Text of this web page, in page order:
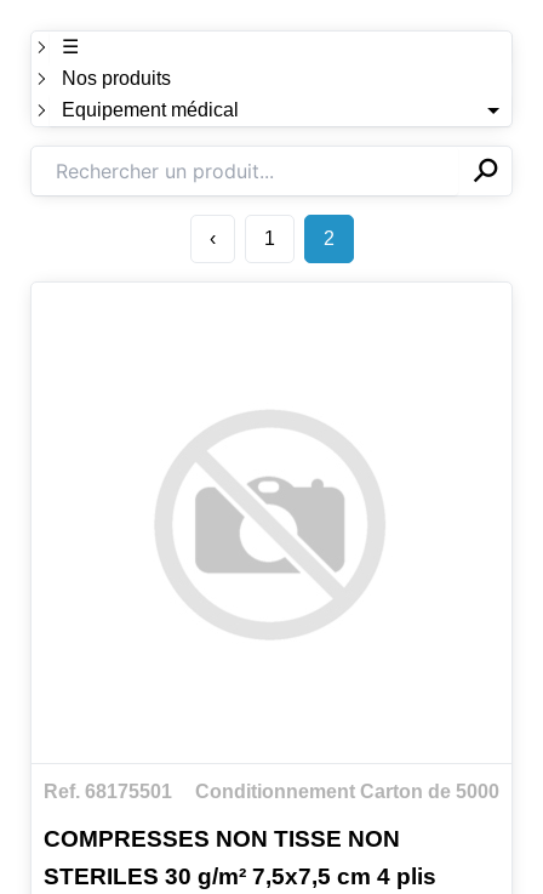
☰
Nos produits
Equipement médical
✕⚲
‹ 1 2
Ref. 68175501 Conditionnement Carton de 5000
COMPRESSES NON TISSE NON
STERILES 30 g/m² 7,5x7,5 cm 4 plis